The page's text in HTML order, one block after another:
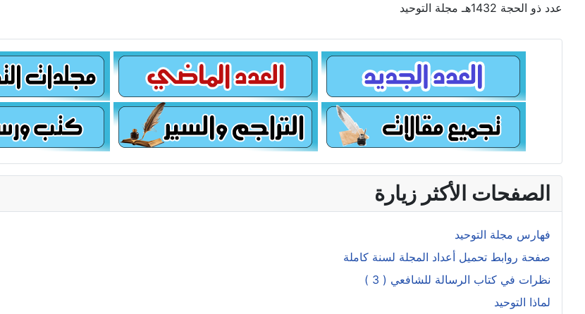
عدد ذو الحجة 1432هـ مجلة التوحيد
الصفحات الأكثر زيارة
فهارس مجلة التوحيد
صفحة روابط تحميل أعداد المجلة لسنة كاملة
نظرات في كتاب الرسالة للشافعي ( 3 )
لماذا التوحيد